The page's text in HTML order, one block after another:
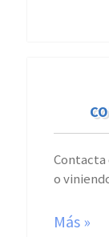
o
Más »